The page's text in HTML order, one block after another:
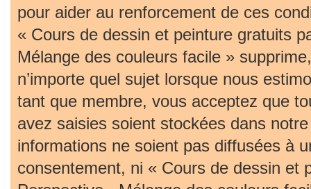
pour aider au renforcement de ces
« Cours de dessin et peinture gratuits
Mélange des couleurs facile »
n’importe quel sujet lorsque nous
tant que membre, vous acceptez que
avez saisies soient stockées dans
informations ne soient pas diffusées à
consentement, ni « Cours de dessin et